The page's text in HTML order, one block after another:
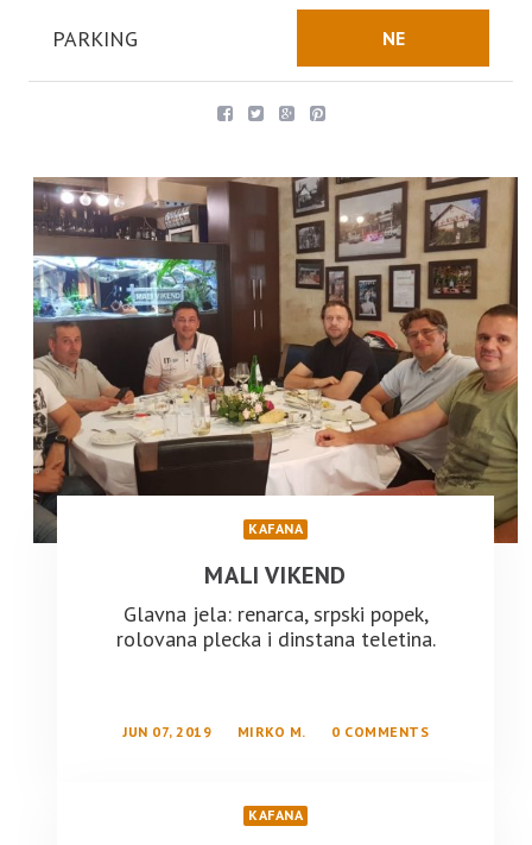
PARKING NE
KAFANA
MALI VIKEND
Glavna jela: renarca, srpski popek,
rolovana plecka i dinstana teletina.
JUN 07, 2019 MIRKO M. 0 COMMENTS
KAFANA